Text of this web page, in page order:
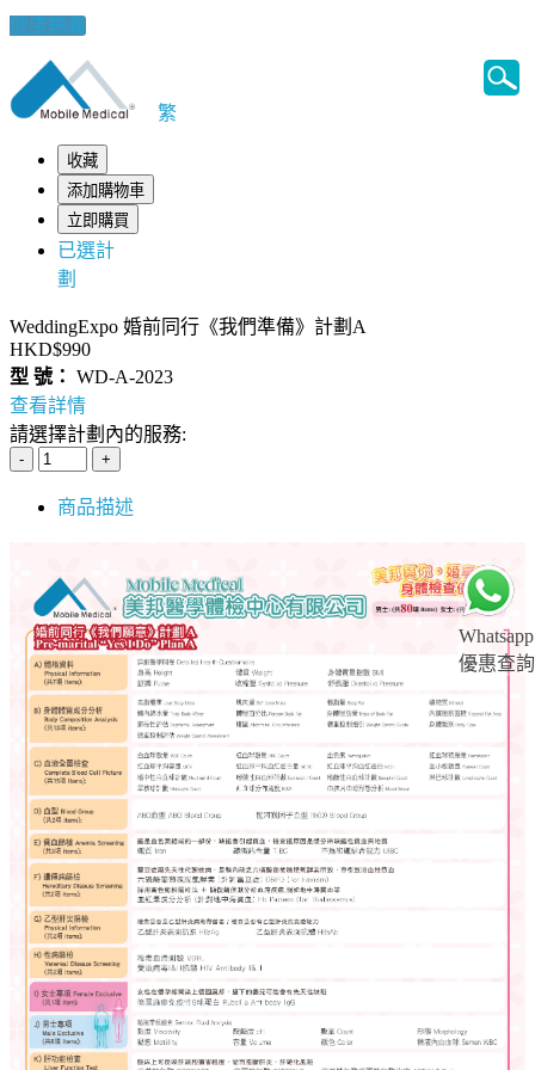
健康錦囊
Whatsapp
優惠查詢
繁
收藏
添加購物車
立即購買
已選計
劃
WeddingExpo 婚前同行《我們準備》計劃A
HKD$990
型 號： WD-A-2023
查看詳情
請選擇計劃內的服務:
商品描述